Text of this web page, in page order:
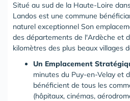
Situé au sud de la Haute-Loire
Landos est une commune
naturel exceptionnel Son
des départements de l'Ardèche et
kilomètres des plus beaux villages
Un Emplacement
minutes du Puy-en-Velay et
bénéficient de tous les
(hôpitaux, cinémas,